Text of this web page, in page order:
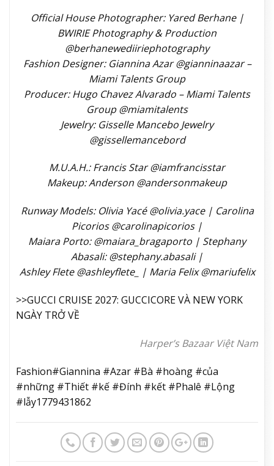
Official House Photographer: Yared Berhane |
BWIRIE Photography & Production
@berhanewediiriephotography⁠
Fashion Designer: Giannina Azar @gianninaazar⁠ –
Miami Talents Group
Producer: Hugo Chavez Alvarado – Miami Talents
Group @miamitalents
Jewelry: Gisselle Mancebo Jewelry
@gissellemancebord
M.U.A.H.: Francis Star @iamfrancisstar
Makeup: Anderson @andersonmakeup
Runway Models: Olivia Yacé @olivia.yace | Carolina
Picorios @⁠carolinapicorios |
Maiara Porto: @⁠maiara_bragaporto | Stephany
Abasali: @⁠stephany.abasali |
Ashley Flete @ashleyflete_ | Maria Felix @mariufelix
>>GUCCI CRUISE 2027: GUCCICORE VÀ NEW YORK
NGÀY TRỞ VỀ
Harper’s Bazaar Việt Nam
Fashion#Giannina #Azar #Bà #hoàng #của
#những #Thiết #kế #Đính #kết #Phalê #Lộng
#lẫy1779431862